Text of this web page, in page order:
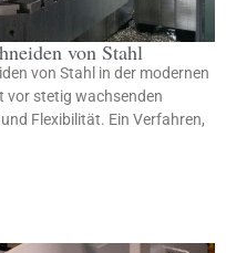
von Stahl
von Stahl in der modernen
vor stetig wachsenden
Flexibilität. Ein Verfahren,